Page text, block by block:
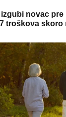
novac
troškova